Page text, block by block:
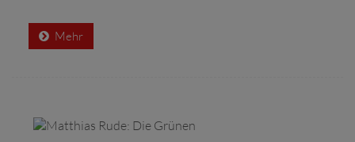
Mehr